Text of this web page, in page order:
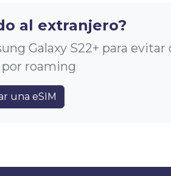
al extranjero?
Galaxy S22+ para evitar
roaming
una eSIM